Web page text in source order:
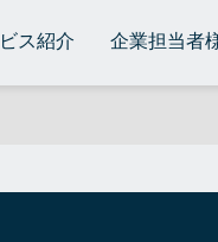
ス紹介 企業担当者